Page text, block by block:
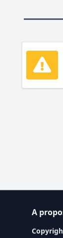
A